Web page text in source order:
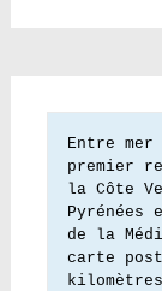
Entre mer
premier
la Côte
Pyrénées
de la
carte